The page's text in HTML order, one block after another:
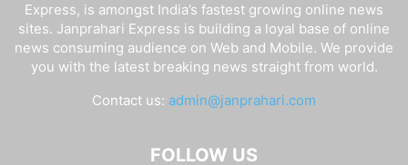
Express, is amongst India’s fastest growing online news
sites. Janprahari Express is building a loyal base of online
news consuming audience on Web and Mobile. We provide
you with the latest breaking news straight from world.
Contact us: admin@janprahari.com
FOLLOW US